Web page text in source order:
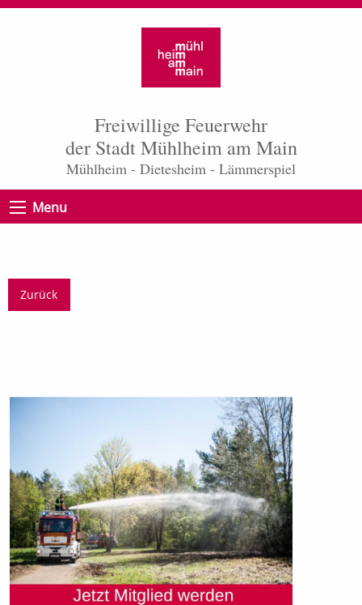
Freiwillige Feuerwehr
der Stadt Mühlheim am Main
Mühlheim - Dietesheim - Lämmerspiel
Menu
Zurück